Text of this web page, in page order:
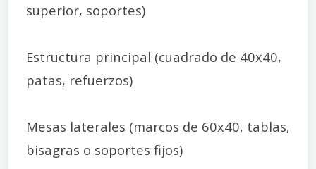
superior, soportes)
Estructura principal (cuadrado de 40x40,
patas, refuerzos)
Mesas laterales (marcos de 60x40, tablas,
bisagras o soportes fijos)